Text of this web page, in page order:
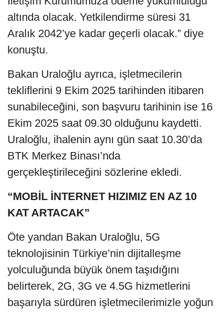
altında olacak. Yetkilendirme süresi 31
Aralık 2042’ye kadar geçerli olacak.” diye
konuştu.
Bakan Uraloğlu ayrıca, işletmecilerin
tekliflerini 9 Ekim 2025 tarihinden itibaren
sunabileceğini, son başvuru tarihinin ise 16
Ekim 2025 saat 09.30 olduğunu kaydetti.
Uraloğlu, ihalenin aynı gün saat 10.30’da
BTK Merkez Binası’nda
gerçekleştirileceğini sözlerine ekledi.
“MOBİL İNTERNET HIZIMIZ EN AZ 10
KAT ARTACAK”
Öte yandan Bakan Uraloğlu, 5G
teknolojisinin Türkiye’nin dijitalleşme
yolculuğunda büyük önem taşıdığını
belirterek, 2G, 3G ve 4.5G hizmetlerini
başarıyla sürdüren işletmecilerimizle yoğun